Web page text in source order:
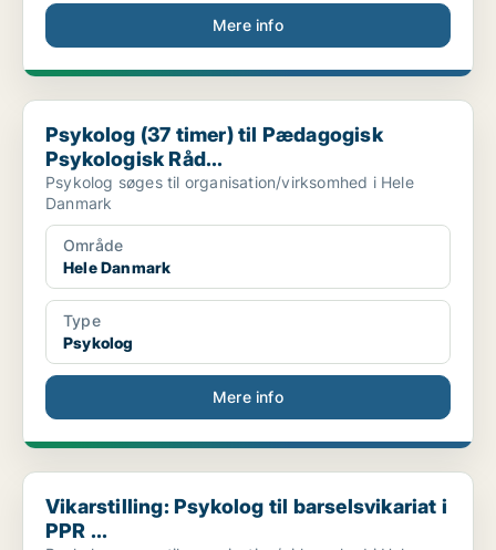
Mere info
Psykolog (37 timer) til Pædagogisk Psykologisk Råd...
Psykolog (37 timer) til Pædagogisk
Psykologisk Råd...
Psykolog søges til organisation/virksomhed i Hele
Danmark
Område
Hele Danmark
Type
Psykolog
Mere info
Vikarstilling: Psykolog til barselsvikariat i PPR ...
Vikarstilling: Psykolog til barselsvikariat i
PPR ...